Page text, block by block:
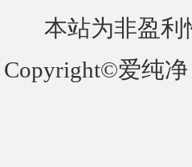
本站为非盈利
Copyright©爱纯